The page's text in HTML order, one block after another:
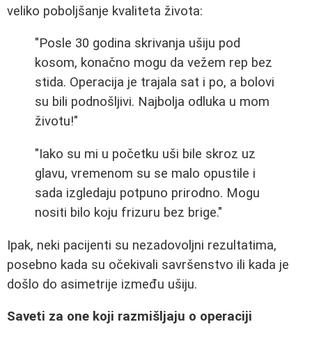
veliko poboljšanje kvaliteta života:
"Posle 30 godina skrivanja ušiju pod
kosom, konačno mogu da vežem rep bez
stida. Operacija je trajala sat i po, a bolovi
su bili podnošljivi. Najbolja odluka u mom
životu!"
"Iako su mi u početku uši bile skroz uz
glavu, vremenom su se malo opustile i
sada izgledaju potpuno prirodno. Mogu
nositi bilo koju frizuru bez brige."
Ipak, neki pacijenti su nezadovoljni rezultatima,
posebno kada su očekivali savršenstvo ili kada je
došlo do asimetrije između ušiju.
Saveti za one koji razmišljaju o operaciji